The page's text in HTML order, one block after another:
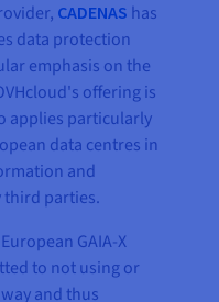
CADENAS has
data protection
emphasis on the
offering is
applies particularly
data centres in
and
third parties.
GAIA-X
to not using or
and thus